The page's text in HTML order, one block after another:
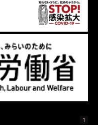
1